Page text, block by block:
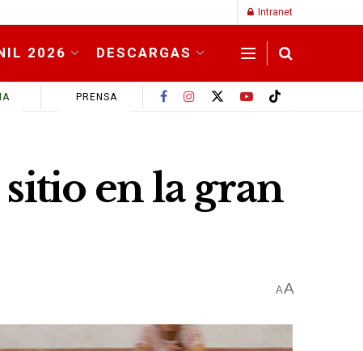
Intranet
2026 DESCARGAS
PRENSA
en la gran
AA